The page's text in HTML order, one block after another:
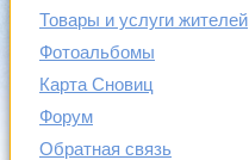
Товары и услуги жителей
Фотоальбомы
Карта Сновиц
Форум
Обратная связь